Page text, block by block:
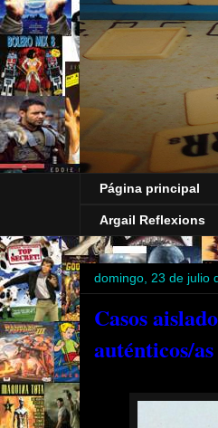
Página principal
Argail Reflexions
domingo, 23 de julio
Casos
auténticos/